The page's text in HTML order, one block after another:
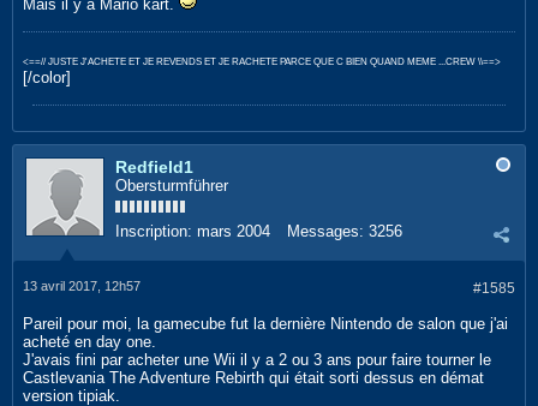
Mais il y a Mario kart.
<==// JUSTE J'ACHETE ET JE REVENDS ET JE RACHETE PARCE QUE C BIEN QUAND MEME ...CREW \\==>
[/color]
Redfield1
Obersturmführer
Inscription: mars 2004 Messages: 3256
#1585
13 avril 2017, 12h57
Pareil pour moi, la gamecube fut la dernière Nintendo de salon que j'ai
acheté en day one.
J'avais fini par acheter une Wii il y a 2 ou 3 ans pour faire tourner le
Castlevania The Adventure Rebirth qui était sorti dessus en démat
version tipiak.